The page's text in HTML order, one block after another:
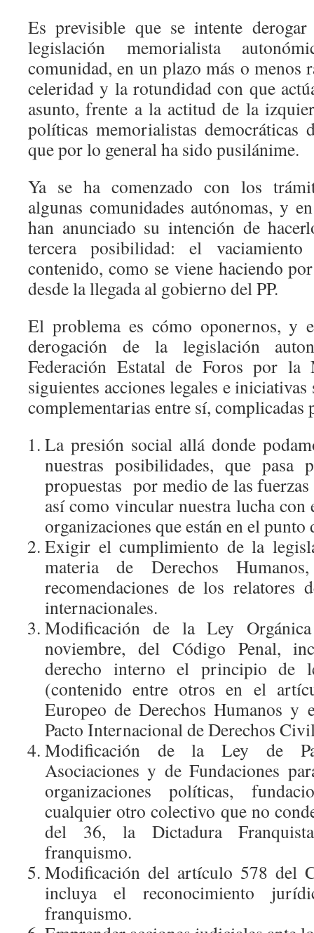
Es previsible que se intente
legislación memorialista
comunidad, en un plazo más o menos
celeridad y la rotundidad con que
asunto, frente a la actitud de la
políticas memorialistas democráticas
que por lo general ha sido pusilánime.
Ya se ha comenzado con los
algunas comunidades autónomas, y
han anunciado su intención de
tercera posibilidad: el
contenido, como se viene haciendo
desde la llegada al gobierno del PP.
El problema es cómo oponernos, y
derogación de la legislación
Federación Estatal de Foros por la
siguientes acciones legales e
complementarias entre sí, complicadas
La presión social allá donde
nuestras posibilidades, que pasa
propuestas por medio de las
así como vincular nuestra lucha
organizaciones que están en el
Exigir el cumplimiento de la
materia de Derechos
recomendaciones de los relatores
internacionales.
Modificación de la Ley
noviembre, del Código Penal,
derecho interno el principio de
(contenido entre otros en el
Europeo de Derechos Humanos
Pacto Internacional de Derechos
Modificación de la Ley de
Asociaciones y de Fundaciones
organizaciones políticas,
cualquier otro colectivo que no
del 36, la Dictadura
franquismo.
Modificación del artículo 578 del
incluya el reconocimiento
franquismo.